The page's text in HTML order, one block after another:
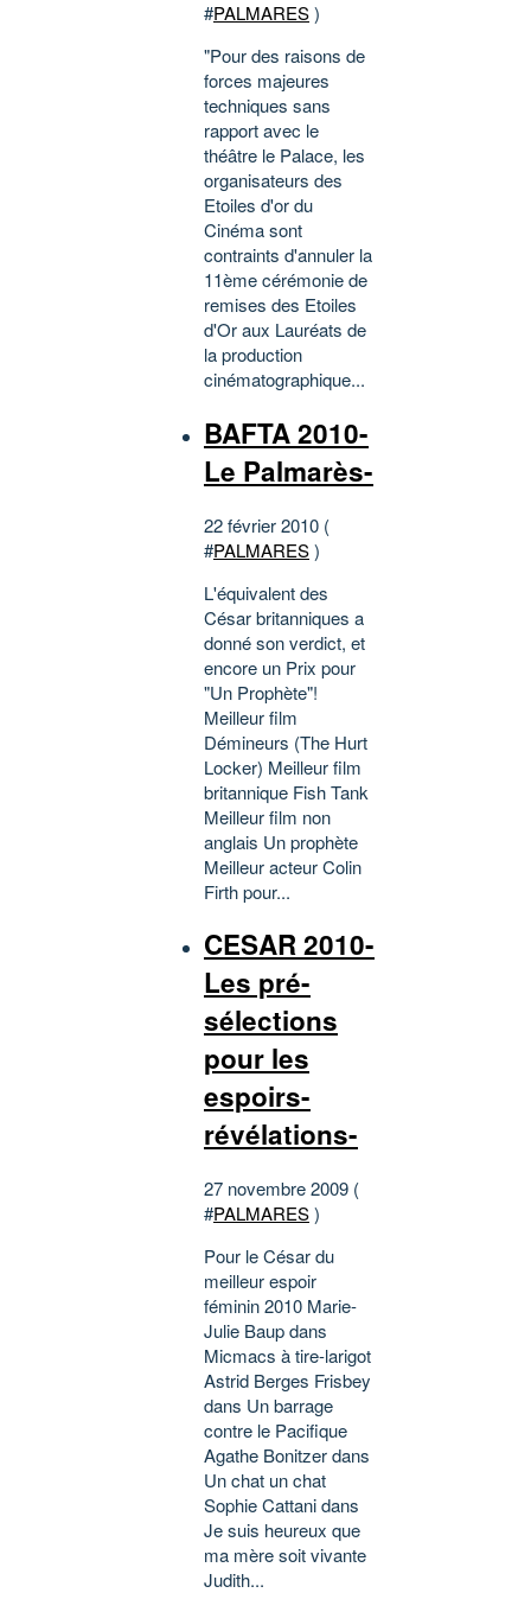
#PALMARES)
"Pour des raisons de
forces majeures
techniques sans
rapport avec le
théâtre le Palace, les
organisateurs des
Etoiles d'or du
Cinéma sont
contraints d'annuler la
11ème cérémonie de
remises des Etoiles
d'Or aux Lauréats de
la production
cinématographique...
BAFTA 2010-
Le Palmarès-
22 février 2010 (
#PALMARES)
L'équivalent des
César britanniques a
donné son verdict, et
encore un Prix pour
"Un Prophète"!
Meilleur film
Démineurs (The Hurt
Locker) Meilleur film
britannique Fish Tank
Meilleur film non
anglais Un prophète
Meilleur acteur Colin
Firth pour...
CESAR 2010-
Les pré-
sélections
pour les
espoirs-
révélations-
27 novembre 2009 (
#PALMARES)
Pour le César du
meilleur espoir
féminin 2010 Marie-
Julie Baup dans
Micmacs à tire-larigot
Astrid Berges Frisbey
dans Un barrage
contre le Pacifique
Agathe Bonitzer dans
Un chat un chat
Sophie Cattani dans
Je suis heureux que
ma mère soit vivante
Judith...